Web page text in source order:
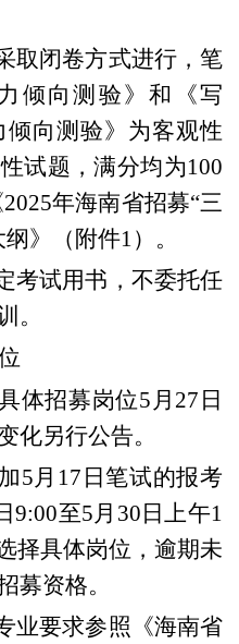
取闭卷方式进行，笔
倾向测验》和《写
向测验》为客观性
试题，满分均为100
年海南省招募“三
纲》（附件1） 。
考试用书， 不委托任
。
体招募岗位5月27日
化另行公告。
5月17日笔试的报考
9:00至5月 30 日上午1
择具体岗位，逾期未
募资格。
业要求参照《海南省